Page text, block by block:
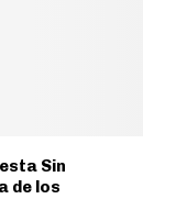
Sin
de los